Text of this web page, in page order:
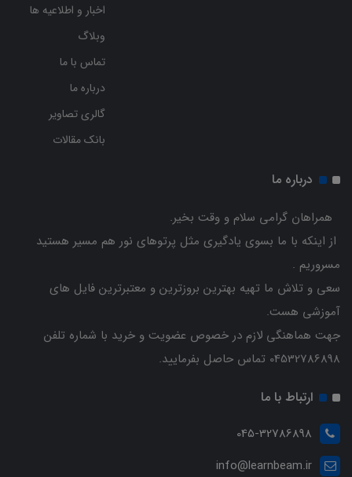
اخبار و اطلاعیه ها
وبلاگ
تماس با ما
درباره ما
گالری تصاویر
بانک مقالات
درباره ما
همراهان گرامی سلام و وقت بخیر.
از اینکه با ما بسوی یادگیری مثل پرتوهای نور هم مسیر هستید
مسروریم .
سعی و تلاش ما تهیه بهترین بروزترین و معتبرترین فایل های
آموزشی هست.
جهت هماهنگی لازم در خصوص عضویت و خرید با شماره تلفن
04532786898 تماس حاصل بفرمایید.
ارتباط با ما
045-32786898
info@learnbeam.ir